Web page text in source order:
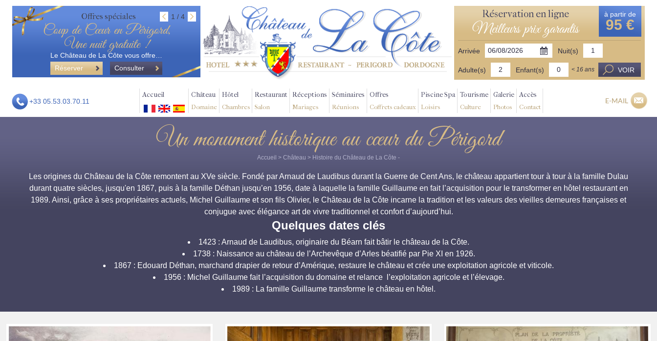
Offres spéciales 1 / 4
Coup de Cœur en Périgord,
Une nuit gratuite !
Le Château de La Côte vous offre…
Réserver
Consulter
Réservation en ligne
Meilleurs prix garantis
à partir de
95 €
Arrivée Nuit(s)
Adulte(s) Enfant(s) < 16 ans VOIR
+33 05.53.03.70.11
Accueil Château
Domaine
Hôtel
Chambres
Restaurant
Salon
Réceptions
Mariages
Séminaires
Réunions
Offres
Coffrets cadeaux
Piscine Spa
Loisirs
Tourisme
Culture
Galerie
Photos
Accès
Contact
E-MAIL
Un monument historique au cœur du Périgord
Accueil > Château > Histoire du Château de La Côte -
Les origines du Château de la Côte remontent au XVe siècle. Fondé par Arnaud de Laudibus durant la Guerre de Cent Ans, le château appartient tour à tour à la famille Dulau
durant quatre siècles, jusqu'en 1867, puis à la famille Déthan jusqu’en 1956, date à laquelle la famille Guillaume en fait l’acquisition pour le transformer en hôtel restaurant en
1989. Ainsi, grâce à ses propriétaires actuels, Michel Guillaume et son fils Olivier, le Château de la Côte incarne la tradition et les valeurs des vieilles demeures françaises et
conjugue avec élégance art de vivre traditionnel et confort d’aujourd’hui.
Quelques dates clés
1423 : Arnaud de Laudibus, originaire du Béarn fait bâtir le château de la Côte.
1738 : Naissance au château de l’Archevêque d’Arles béatifié par Pie XI en 1926.
1867 : Edouard Déthan, marchand drapier de retour d’Amérique, restaure le château et crée une exploitation agricole et viticole.
1956 : Michel Guillaume fait l’acquisition du domaine et relance l’exploitation agricole et l’élevage.
1989 : La famille Guillaume transforme le château en hôtel.